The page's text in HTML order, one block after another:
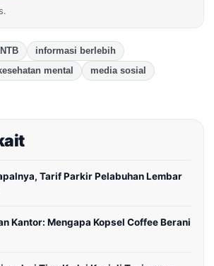
informasi berlebih
mental
media sosial
Tarif Parkir Pelabuhan Lembar
Kantor: Mengapa Kopsel Coffee Berani